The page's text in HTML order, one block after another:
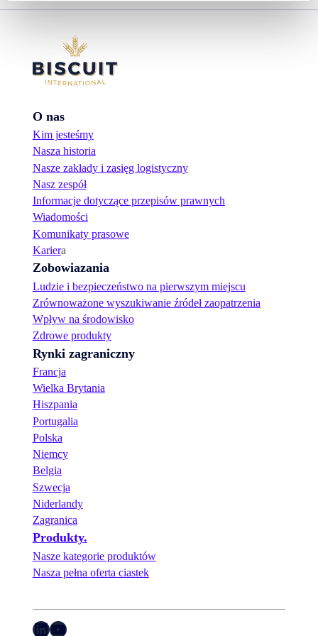
O nas
Kim jesteśmy
Nasza historia
Nasze zakłady i zasięg logistyczny
Nasz zespół
Informacje dotyczące przepisów prawnych
Wiadomości
Komunikaty prasowe
Kariera
Zobowiazania
Ludzie i bezpieczeństwo na pierwszym miejscu
Zrównoważone wyszukiwanie źródeł zaopatrzenia
Wpływ na środowisko
Zdrowe produkty
Rynki zagraniczny
Francja
Wielka Brytania
Hiszpania
Portugalia
Polska
Niemcy
Belgia
Szwecja
Niderlandy
Zagranica
Produkty.
Nasze kategorie produktów
Nasza pełna oferta ciastek
LinkedIn YouTube